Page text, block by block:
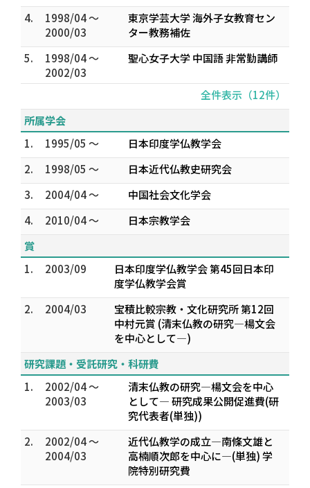
4.
1998/04 ～
2000/03
東京学芸大学 海外子女教育セン
ター教務補佐
5.
1998/04 ～
2002/03
聖心女子大学 中国語 非常勤講師
全件表示（12件）
所属学会
1.
1995/05 ～
日本印度学仏教学会
2.
1998/05 ～
日本近代仏教史研究会
3.
2004/04 ～
中国社会文化学会
4.
2010/04 ～
日本宗教学会
賞
1.
2003/09
日本印度学仏教学会 第45回日本印
度学仏教学会賞
2.
2004/03
宝積比較宗教・文化研究所 第12回
中村元賞 (清末仏教の研究―楊文会
を中心として―)
研究課題・受託研究・科研費
1.
2002/04 ～
2003/03
清末仏教の研究―楊文会を中心
として― 研究成果公開促進費(研
究代表者(単独))
2.
2002/04 ～
2004/03
近代仏教学の成立―南條文雄と
高楠順次郎を中心に―(単独) 学
院特別研究費